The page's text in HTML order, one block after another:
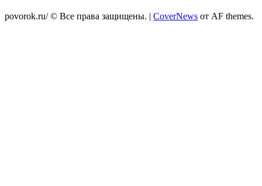
povorok.ru/ © Все права защищены. | CoverNews от AF themes.